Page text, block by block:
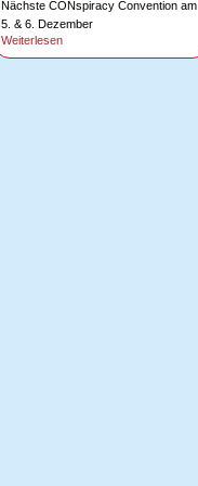
Nächste CONspiracy Convention am
5. & 6. Dezember
Weiterlesen